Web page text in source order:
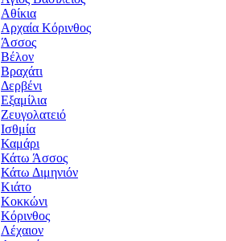
Αθίκια
Αρχαία Κόρινθος
Άσσος
Βέλον
Βραχάτι
Δερβένι
Εξαμίλια
Ζευγολατειό
Ισθμία
Καμάρι
Κάτω Άσσος
Κάτω Διμηνιόν
Κιάτο
Κοκκώνι
Κόρινθος
Λέχαιον